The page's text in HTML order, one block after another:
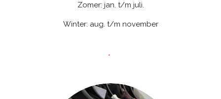
Zomer: jan. t/m juli.
Winter: aug. t/m november